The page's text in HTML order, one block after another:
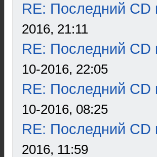
RE: Последний CD
2016, 21:11
RE: Последний CD
10-2016, 22:05
RE: Последний CD
10-2016, 08:25
RE: Последний CD
2016, 11:59